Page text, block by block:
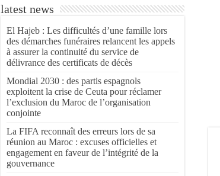
latest news
El Hajeb : Les difficultés d’une famille lors
des démarches funéraires relancent les appels
à assurer la continuité du service de
délivrance des certificats de décès
Mondial 2030 : des partis espagnols
exploitent la crise de Ceuta pour réclamer
l’exclusion du Maroc de l’organisation
conjointe
La FIFA reconnaît des erreurs lors de sa
réunion au Maroc : excuses officielles et
engagement en faveur de l’intégrité de la
gouvernance